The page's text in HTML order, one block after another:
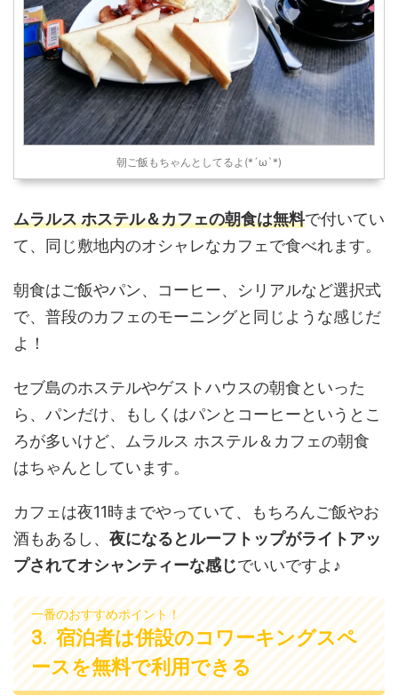
朝ご飯もちゃんとしてるよ(*´ω`*)
ムラルス ホステル＆カフェの朝食は無料で付いてい
て、同じ敷地内のオシャレなカフェで食べれます。
朝食はご飯やパン、コーヒー、シリアルなど選択式
で、普段のカフェのモーニングと同じような感じだ
よ！
セブ島のホステルやゲストハウスの朝食といった
ら、パンだけ、もしくはパンとコーヒーというとこ
ろが多いけど、ムラルス ホステル＆カフェの朝食
はちゃんとしています。
カフェは夜11時までやっていて、もちろんご飯やお
酒もあるし、 夜になるとルーフトップがライトアッ
プされてオシャンティーな感じでいいですよ♪
一番のおすすめポイント！
宿泊者は併設のコワーキングスペ
ースを無料で利用できる